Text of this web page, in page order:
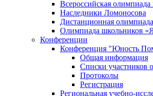
Всероссийская
Наследники Ломоносова
Дистанционная
Олимпиада школьников
Конференции
Конференция "Юность
Общая информация
Списки участников
Протоколы
Регистрация
Региональная учебно-